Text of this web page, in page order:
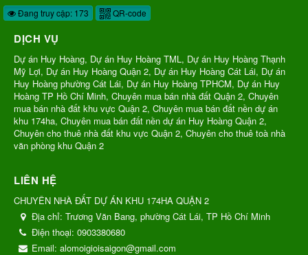
Đang truy cập: 173 QR-code
DỊCH VỤ
Dự án Huy Hoàng, Dự án Huy Hoàng TML, Dự án Huy Hoàng Thạnh
Mỹ Lợi, Dự án Huy Hoàng Quận 2, Dự án Huy Hoàng Cát Lái, Dự án
Huy Hoàng phường Cát Lái, Dự án Huy Hoàng TPHCM, Dự án Huy
Hoàng TP Hồ Chí Minh, Chuyên mua bán nhà đất Quận 2, Chuyên
mua bán nhà đất khu vực Quận 2, Chuyên mua bán đất nền dự án
khu 174ha, Chuyên mua bán đất nền dự án Huy Hoàng Quận 2,
Chuyên cho thuê nhà đất khu vực Quận 2, Chuyên cho thuê toà nhà
văn phòng khu Quận 2
LIÊN HỆ
CHUYÊN NHÀ ĐẤT DỰ ÁN KHU 174HA QUẬN 2
Địa chỉ: Trương Văn Bang, phường Cát Lái, TP Hồ Chí Minh
Điện thoại: 0903380680
Email: alomoigioisaigon@gmail.com